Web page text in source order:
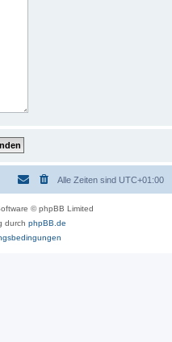
Alle Zeiten sind UTC+01:00
© phpBB Limited
durch phpBB.de